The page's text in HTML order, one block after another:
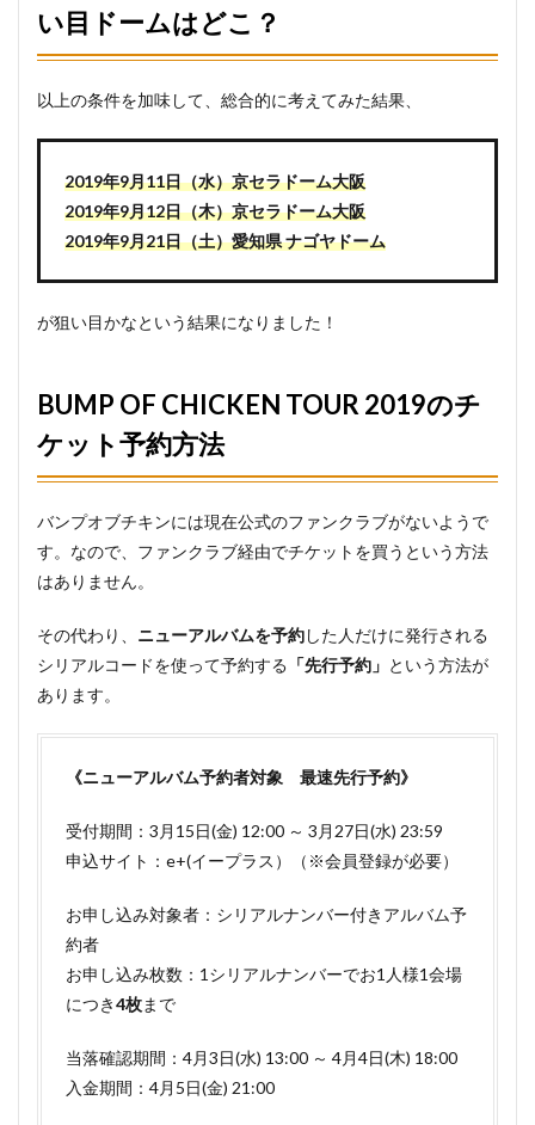
い目ドームはどこ？
以上の条件を加味して、総合的に考えてみた結果、
2019年9月11日（水）京セラドーム大阪
2019年9月12日（木）京セラドーム大阪
2019年9月21日（土）愛知県 ナゴヤドーム
が狙い目かなという結果になりました！
BUMP OF CHICKEN TOUR 2019のチ
ケット予約方法
バンプオブチキンには現在公式のファンクラブがないようで
す。なので、ファンクラブ経由でチケットを買うという方法
はありません。
その代わり、 ニューアルバムを予約した人だけに発行される
シリアルコードを使って予約する 「先行予約」 という方法が
あります。
《ニューアルバム予約者対象 最速先行予約》
受付期間：3月15日(金) 12:00 ～ 3月27日(水) 23:59
申込サイト：e+(イープラス）（※会員登録が必要）
お申し込み対象者：シリアルナンバー付きアルバム予
約者
お申し込み枚数：1シリアルナンバーでお1人様1会場
につき4枚まで
当落確認期間：4月3日(水) 13:00 ～ 4月4日(木) 18:00
入金期間：4月5日(金) 21:00